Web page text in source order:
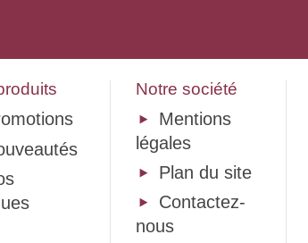
Notre société
Mentions
légales
Plan du site
Contactez-
nous